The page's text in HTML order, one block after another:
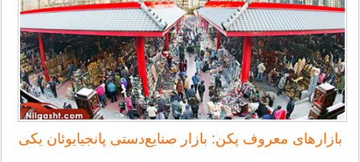
بازارهای معروف پکن: بازار صنایع‌دستی پانجیایوئان یکی